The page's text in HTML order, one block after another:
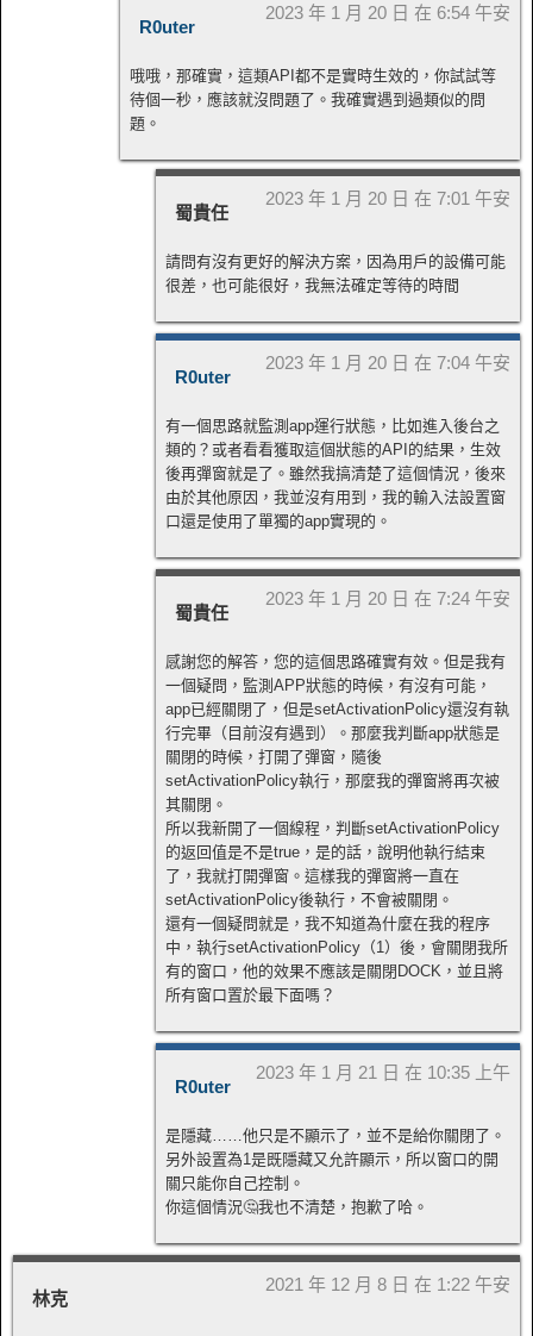
R0uter
2023 年 1 月 20 日 在 6:54 午安
哦哦，那確實，這類API都不是實時生效的，你試試等
待個一秒，應該就沒問題了。我確實遇到過類似的問
題。
蜀貴任
2023 年 1 月 20 日 在 7:01 午安
請問有沒有更好的解決方案，因為用戶的設備可能
很差，也可能很好，我無法確定等待的時間
R0uter
2023 年 1 月 20 日 在 7:04 午安
有一個思路就監測app運行狀態，比如進入後台之
類的？或者看看獲取這個狀態的API的結果，生效
後再彈窗就是了。雖然我搞清楚了這個情況，後來
由於其他原因，我並沒有用到，我的輸入法設置窗
口還是使用了單獨的app實現的。
蜀貴任
2023 年 1 月 20 日 在 7:24 午安
感謝您的解答，您的這個思路確實有效。但是我有
一個疑問，監測APP狀態的時候，有沒有可能，
app已經關閉了，但是setActivationPolicy還沒有執
行完畢（目前沒有遇到）。那麼我判斷app狀態是
關閉的時候，打開了彈窗，隨後
setActivationPolicy執行，那麼我的彈窗將再次被
其關閉。
所以我新開了一個線程，判斷setActivationPolicy
的返回值是不是true，是的話，說明他執行結束
了，我就打開彈窗。這樣我的彈窗將一直在
setActivationPolicy後執行，不會被關閉。
還有一個疑問就是，我不知道為什麼在我的程序
中，執行setActivationPolicy（1）後，會關閉我所
有的窗口，他的效果不應該是關閉DOCK，並且將
所有窗口置於最下面嗎？
R0uter
2023 年 1 月 21 日 在 10:35 上午
是隱藏……他只是不顯示了，並不是給你關閉了。
另外設置為1是既隱藏又允許顯示，所以窗口的開
關只能你自己控制。
你這個情況🤔我也不清楚，抱歉了哈。
林克
2021 年 12 月 8 日 在 1:22 午安